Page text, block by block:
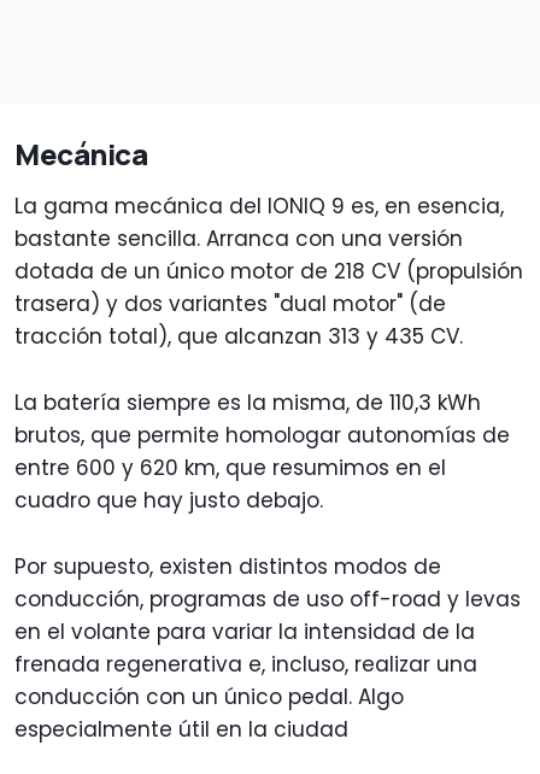
Mecánica
La gama mecánica del IONIQ 9 es, en esencia,
bastante sencilla. Arranca con una versión
dotada de un único motor de 218 CV (propulsión
trasera) y dos variantes "dual motor" (de
tracción total), que alcanzan 313 y 435 CV.
La batería siempre es la misma, de 110,3 kWh
brutos, que permite homologar autonomías de
entre 600 y 620 km, que resumimos en el
cuadro que hay justo debajo.
Por supuesto, existen distintos modos de
conducción, programas de uso off-road y levas
en el volante para variar la intensidad de la
frenada regenerativa e, incluso, realizar una
conducción con un único pedal. Algo
especialmente útil en la ciudad